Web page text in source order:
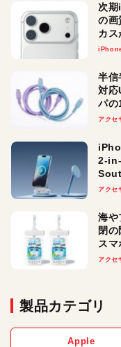
次期
の画
カス
半信
対応
パの
アクセ
2-
ース
アクセ
海や
閉
ス
アクセ
製品カテゴリ
Apple